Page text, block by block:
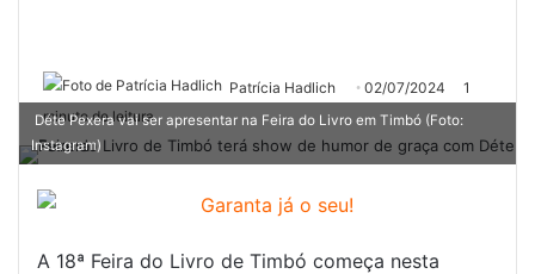
Patrícia Hadlich 02/07/2024
1
minuto de leitura
Déte Pexera vai ser apresentar na Feira do Livro em Timbó (Foto:
Instagram)
A 18ª Feira do Livro de Timbó começa nesta